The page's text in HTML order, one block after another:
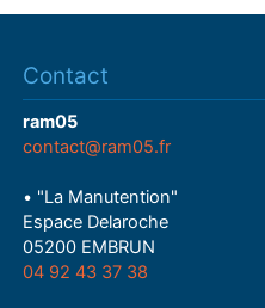
Contact
ram05
contact@ram05.fr
• "La Manutention"
Espace Delaroche
05200 EMBRUN
04 92 43 37 38